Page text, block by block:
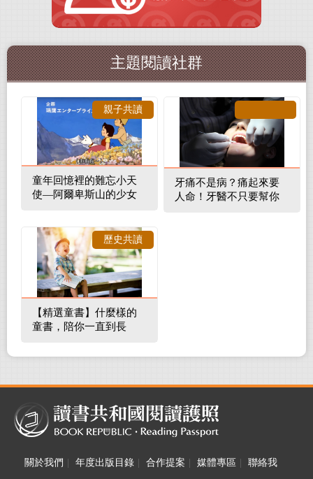
主題閱讀社群
童年回憶裡的難忘小天
使—阿爾卑斯山的少女
親子共讀
牙痛不是病？痛起來要
人命！牙醫不只要幫你
【精選童書】什麼樣的
童書，陪你一直到長
歷史共讀
關於我們 年度出版目錄 合作提案 媒體專區
聯絡我